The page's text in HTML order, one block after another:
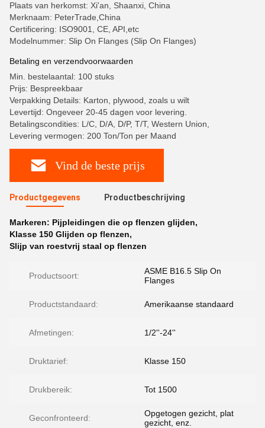
Plaats van herkomst: Xi'an, Shaanxi, China
Merknaam: PeterTrade,China
Certificering: ISO9001, CE, API,etc
Modelnummer: Slip On Flanges (Slip On Flanges)
Betaling en verzendvoorwaarden
Min. bestelaantal: 100 stuks
Prijs: Bespreekbaar
Verpakking Details: Karton, plywood, zoals u wilt
Levertijd: Ongeveer 20-45 dagen voor levering.
Betalingscondities: L/C, D/A, D/P, T/T, Western Union,
Levering vermogen: 200 Ton/Ton per Maand
Vind de beste prijs
Productgegevens Productbeschrijving
Markeren: Pijpleidingen die op flenzen glijden,
Klasse 150 Glijden op flenzen,
Slijp van roestvrij staal op flenzen
Productsoort:
ASME B16.5 Slip On
Flanges
Productstandaard: Amerikaanse standaard
Afmetingen: 1/2''-24''
Druktarief: Klasse 150
Drukbereik: Tot 1500
Geconfronteerd:
Opgetogen gezicht, plat
gezicht, enz.